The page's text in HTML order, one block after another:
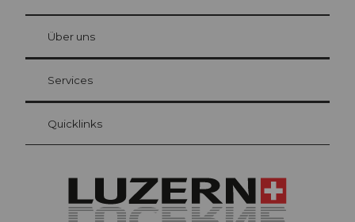
Gästekarte Luzern
Ihre Vorteile als Übernachtungsgast
at Bre
Über uns
Services
Quicklinks